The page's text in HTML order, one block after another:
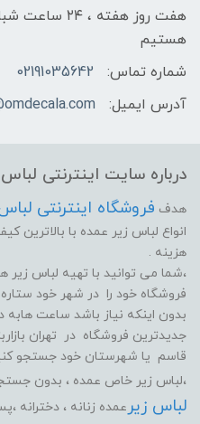
هفت روز هفته
هستیم
شماره تماس:
02191035642
آدرس ایمیل:
درباره سایت اینترنتی
هدف فروشگاه اینترنتی
انواع لباس زیر عمده با بالاترین
هزینه .
،شما می توانید با تهیه لباس
فروشگاه خود را در شهر خود ستاره
بدون اینکه نیاز باشد ساعت هابه
جدیدترین فروشگاه در تهران
قاسم یا شهرستان خود جستجو
،لباس زیر خاص عمده ، بدون جستجو
لباس زیر عمده زنانه ، دخترانه